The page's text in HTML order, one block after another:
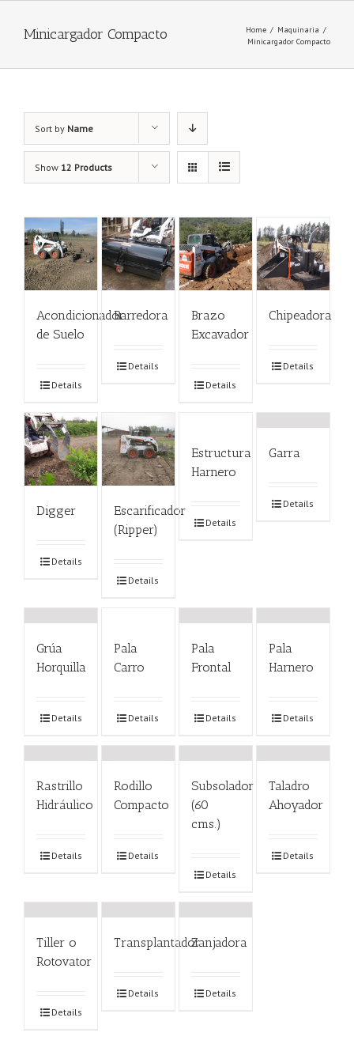
Minicargador Compacto Home / Maquinaria /
Minicargador Compacto
Sort by Name
Show 12 Products
Acondicionador
de Suelo
Details
Barredora
Details
Brazo
Excavador
Details
Chipeadora
Details
Digger
Details
Escarificador
(Ripper)
Details
Estructura
Harnero
Details
Garra
Details
Grúa
Horquilla
Details
Pala
Carro
Details
Pala
Frontal
Details
Pala
Harnero
Details
Rastrillo
Hidráulico
Details
Rodillo
Compacto
Details
Subsolador
(60
cms.)
Details
Taladro
Ahoyador
Details
Tiller o
Rotovator
Details
Transplantador
Details
Zanjadora
Details